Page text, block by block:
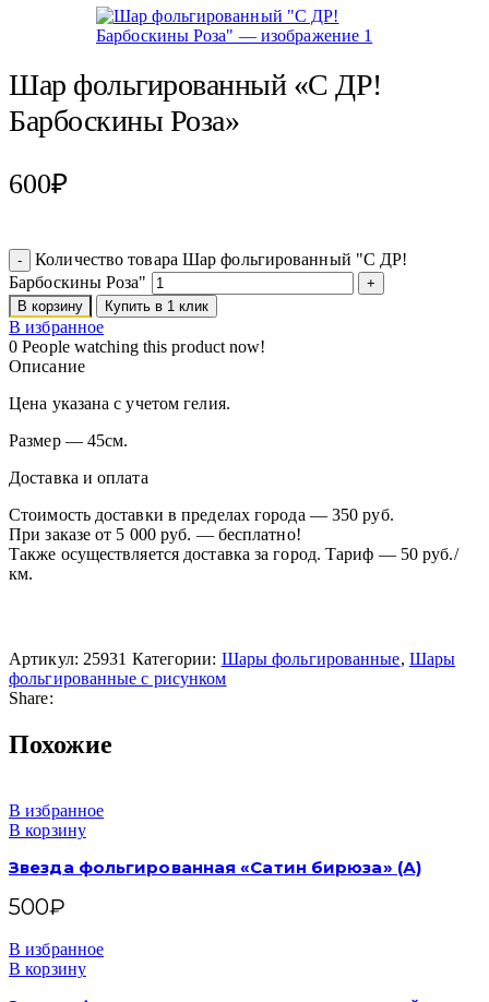
Шар фольгированный «С ДР!
Барбоскины Роза»
600₽
Количество товара Шар фольгированный "С ДР!
Барбоскины Роза"
В корзину Купить в 1 клик
В избранное
0 People watching this product now!
Описание
Цена указана с учетом гелия.
Размер — 45см.
Доставка и оплата
Стоимость доставки в пределах города — 350 руб.
При заказе от 5 000 руб. — бесплатно!
Также осуществляется доставка за город. Тариф — 50 руб./
км.
Артикул: 25931 Категории: Шары фольгированные, Шары
фольгированные с рисунком
Share:
Похожие
В избранное
В корзину
Звезда фольгированная «Сатин бирюза» (А)
500₽
В избранное
В корзину